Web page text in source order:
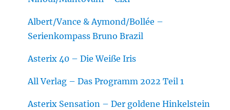
Albert/Vance & Aymond/Bollée –
Serienkompass Bruno Brazil
Asterix 40 – Die Weiße Iris
All Verlag – Das Programm 2022 Teil 1
Asterix Sensation – Der goldene Hinkelstein